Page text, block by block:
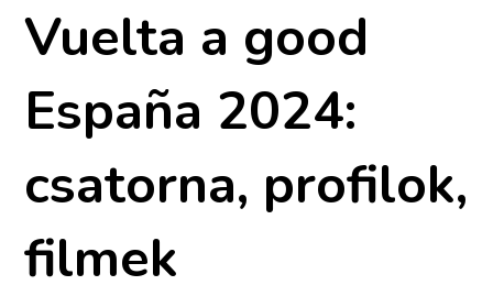
Vuelta a good
España 2024:
csatorna, profilok,
filmek